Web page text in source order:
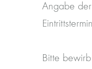
Angabe
Bitte